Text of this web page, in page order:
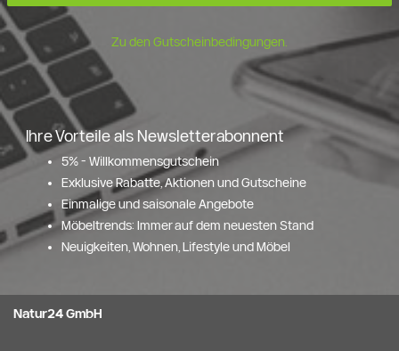
Zu den Gutscheinbedingungen.
Ihre Vorteile als Newsletterabonnent
5% - Willkommensgutschein
Exklusive Rabatte, Aktionen und Gutscheine
Einmalige und saisonale Angebote
Möbeltrends: Immer auf dem neuesten Stand
Neuigkeiten, Wohnen, Lifestyle und Möbel
Natur24 GmbH